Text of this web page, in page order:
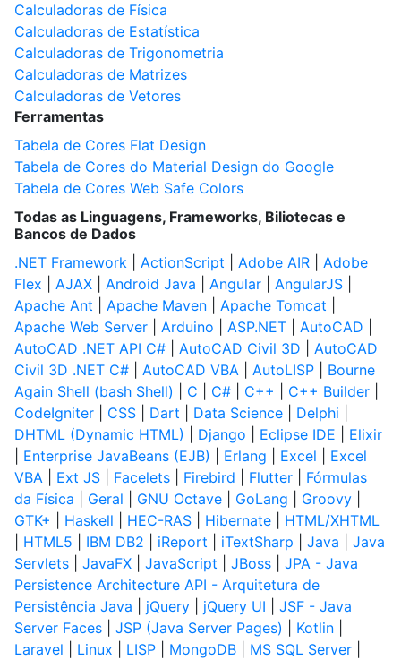
Calculadoras de Física
Calculadoras de Estatística
Calculadoras de Trigonometria
Calculadoras de Matrizes
Calculadoras de Vetores
Ferramentas
Tabela de Cores Flat Design
Tabela de Cores do Material Design do Google
Tabela de Cores Web Safe Colors
Todas as Linguagens, Frameworks, Biliotecas e
Bancos de Dados
.NET Framework
ActionScript Adobe AIR
Adobe
Flex
AJAX Android Java Angular AngularJS
Apache Ant
Apache Maven Apache Tomcat
Apache Web Server
Arduino ASP.NET AutoCAD
AutoCAD .NET API C#
AutoCAD Civil 3D
AutoCAD
Civil 3D .NET C#
AutoCAD VBA AutoLISP
Bourne
Again Shell (bash Shell)
C C# C++ C++ Builder
CodeIgniter
CSS Dart Data Science Delphi
DHTML (Dynamic HTML)
Django Eclipse IDE
Elixir
Enterprise JavaBeans (EJB) Erlang Excel
Excel
VBA
Ext JS Facelets Firebird Flutter
Fórmulas
da Física
Geral GNU Octave GoLang Groovy
GTK+
Haskell HEC-RAS Hibernate
HTML/XHTML
HTML5 IBM DB2 iReport iTextSharp Java
Java
Servlets
JavaFX JavaScript JBoss
JPA - Java
Persistence Architecture API - Arquitetura de
Persistência Java
jQuery jQuery UI
JSF - Java
Server Faces
JSP (Java Server Pages) Kotlin
Laravel
Linux LISP MongoDB MS SQL Server